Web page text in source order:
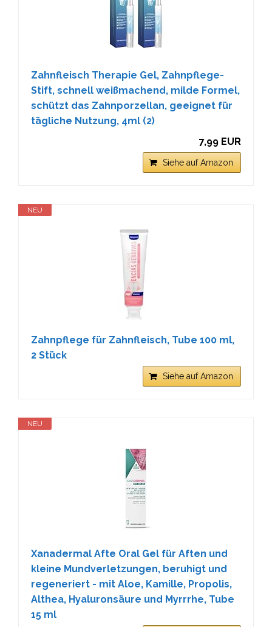
Zahnfleisch Therapie Gel, Zahnpflege-
Stift, schnell weißmachend, milde Formel,
schützt das Zahnporzellan, geeignet für
tägliche Nutzung, 4ml (2)
7,99 EUR
Siehe auf Amazon
NEU
Zahnpflege für Zahnfleisch, Tube 100 ml,
2 Stück
Siehe auf Amazon
NEU
Xanadermal Afte Oral Gel für Aften und
kleine Mundverletzungen, beruhigt und
regeneriert - mit Aloe, Kamille, Propolis,
Althea, Hyaluronsäure und Myrrrhe, Tube
15 ml